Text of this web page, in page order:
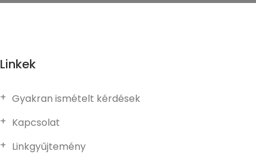
Linkek
Gyakran ismételt kérdések
Kapcsolat
Linkgyűjtemény